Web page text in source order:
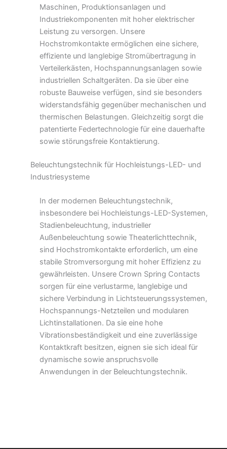
Maschinen, Produktionsanlagen und
Industriekomponenten mit hoher elektrischer
Leistung zu versorgen. Unsere
Hochstromkontakte ermöglichen eine sichere,
effiziente und langlebige Stromübertragung in
Verteilerkästen, Hochspannungsanlagen sowie
industriellen Schaltgeräten. Da sie über eine
robuste Bauweise verfügen, sind sie besonders
widerstandsfähig gegenüber mechanischen und
thermischen Belastungen. Gleichzeitig sorgt die
patentierte Federtechnologie für eine dauerhafte
sowie störungsfreie Kontaktierung.
Beleuchtungstechnik für Hochleistungs-LED- und
Industriesysteme
In der modernen Beleuchtungstechnik,
insbesondere bei Hochleistungs-LED-Systemen,
Stadienbeleuchtung, industrieller
Außenbeleuchtung sowie Theaterlichttechnik,
sind Hochstromkontakte erforderlich, um eine
stabile Stromversorgung mit hoher Effizienz zu
gewährleisten. Unsere Crown Spring Contacts
sorgen für eine verlustarme, langlebige und
sichere Verbindung in Lichtsteuerungssystemen,
Hochspannungs-Netzteilen und modularen
Lichtinstallationen. Da sie eine hohe
Vibrationsbeständigkeit und eine zuverlässige
Kontaktkraft besitzen, eignen sie sich ideal für
dynamische sowie anspruchsvolle
Anwendungen in der Beleuchtungstechnik.